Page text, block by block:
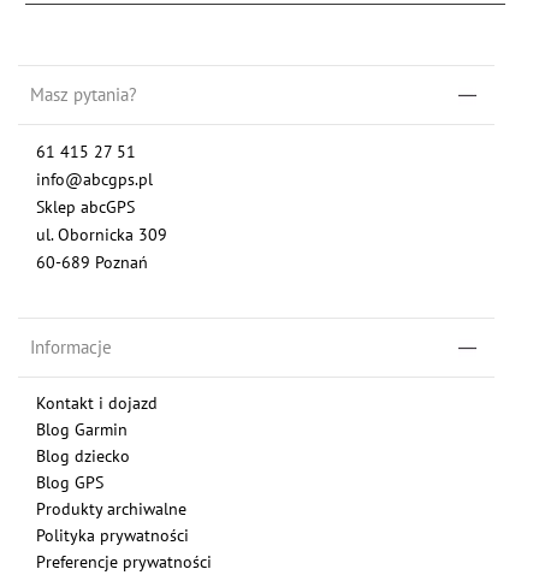
Masz pytania?
61 415 27 51
info@abcgps.pl
Sklep abcGPS
ul. Obornicka 309
60-689 Poznań
Informacje
Kontakt i dojazd
Blog Garmin
Blog dziecko
Blog GPS
Produkty archiwalne
Polityka prywatności
Preferencje prywatności